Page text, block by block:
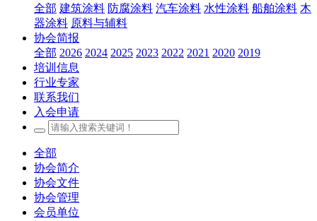
全部 建筑涂料 防腐涂料 汽车涂料 水性涂料 船舶涂料 木
器涂料 原料与辅料
协会简报
全部 2026 2024 2025 2023 2022 2021 2020 2019
培训信息
行业专家
联系我们
入会申请
全部
协会简介
协会文件
协会管理
会员单位